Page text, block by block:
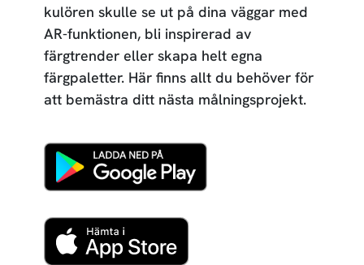
kulören skulle se ut på dina väggar med
AR-funktionen, bli inspirerad av
färgtrender eller skapa helt egna
färgpaletter. Här finns allt du behöver för
att bemästra ditt nästa målningsprojekt.